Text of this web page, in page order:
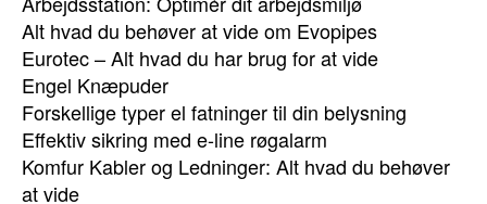
Alt hvad du behøver at vide om Evopipes
Eurotec – Alt hvad du har brug for at vide
Engel Knæpuder
Forskellige typer el fatninger til din belysning
Effektiv sikring med e-line røgalarm
Komfur Kabler og Ledninger: Alt hvad du behøver
at vide